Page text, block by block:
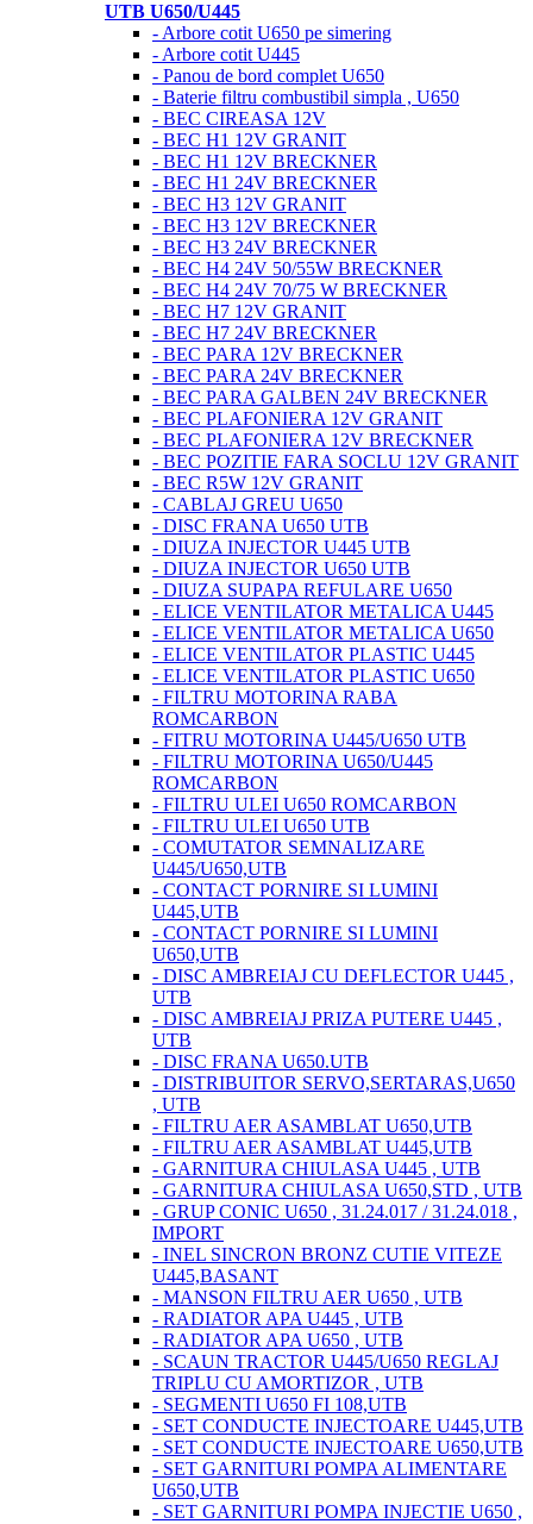
UTB U650/U445
- Arbore cotit U650 pe simering
- Arbore cotit U445
- Panou de bord complet U650
- Baterie filtru combustibil simpla , U650
- BEC CIREASA 12V
- BEC H1 12V GRANIT
- BEC H1 12V BRECKNER
- BEC H1 24V BRECKNER
- BEC H3 12V GRANIT
- BEC H3 12V BRECKNER
- BEC H3 24V BRECKNER
- BEC H4 24V 50/55W BRECKNER
- BEC H4 24V 70/75 W BRECKNER
- BEC H7 12V GRANIT
- BEC H7 24V BRECKNER
- BEC PARA 12V BRECKNER
- BEC PARA 24V BRECKNER
- BEC PARA GALBEN 24V BRECKNER
- BEC PLAFONIERA 12V GRANIT
- BEC PLAFONIERA 12V BRECKNER
- BEC POZITIE FARA SOCLU 12V GRANIT
- BEC R5W 12V GRANIT
- CABLAJ GREU U650
- DISC FRANA U650 UTB
- DIUZA INJECTOR U445 UTB
- DIUZA INJECTOR U650 UTB
- DIUZA SUPAPA REFULARE U650
- ELICE VENTILATOR METALICA U445
- ELICE VENTILATOR METALICA U650
- ELICE VENTILATOR PLASTIC U445
- ELICE VENTILATOR PLASTIC U650
- FILTRU MOTORINA RABA
ROMCARBON
- FITRU MOTORINA U445/U650 UTB
- FILTRU MOTORINA U650/U445
ROMCARBON
- FILTRU ULEI U650 ROMCARBON
- FILTRU ULEI U650 UTB
- COMUTATOR SEMNALIZARE
U445/U650,UTB
- CONTACT PORNIRE SI LUMINI
U445,UTB
- CONTACT PORNIRE SI LUMINI
U650,UTB
- DISC AMBREIAJ CU DEFLECTOR U445 ,
UTB
- DISC AMBREIAJ PRIZA PUTERE U445 ,
UTB
- DISC FRANA U650.UTB
- DISTRIBUITOR SERVO,SERTARAS,U650
, UTB
- FILTRU AER ASAMBLAT U650,UTB
- FILTRU AER ASAMBLAT U445,UTB
- GARNITURA CHIULASA U445 , UTB
- GARNITURA CHIULASA U650,STD , UTB
- GRUP CONIC U650 , 31.24.017 / 31.24.018 ,
IMPORT
- INEL SINCRON BRONZ CUTIE VITEZE
U445,BASANT
- MANSON FILTRU AER U650 , UTB
- RADIATOR APA U445 , UTB
- RADIATOR APA U650 , UTB
- SCAUN TRACTOR U445/U650 REGLAJ
TRIPLU CU AMORTIZOR , UTB
- SEGMENTI U650 FI 108,UTB
- SET CONDUCTE INJECTOARE U445,UTB
- SET CONDUCTE INJECTOARE U650,UTB
- SET GARNITURI POMPA ALIMENTARE
U650,UTB
- SET GARNITURI POMPA INJECTIE U650 ,